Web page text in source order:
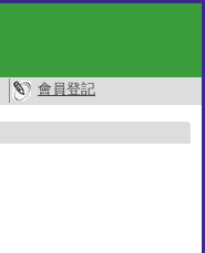
會員登記